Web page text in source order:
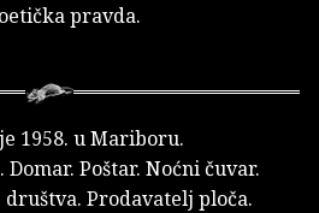
pravda.
1958. u Mariboru.
Poštar. Noćni čuvar.
Prodavatelj ploča.